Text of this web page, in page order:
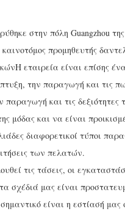
στην πόλη Guangzhou
προμηθευτής
εταιρεία είναι επίσης
την παραγωγή και τις
παραγωγή και τις
μόδας και να είναι
διαφορετικοί τύποι
των πελατών.
τις τάσεις, οι
σχέδιά μας είναι
είναι η εστίασή